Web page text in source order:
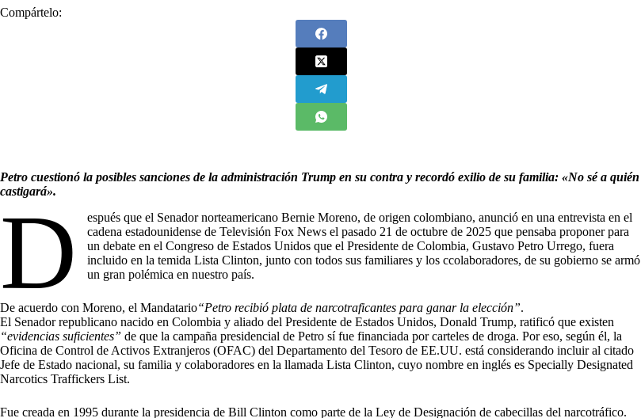
Compártelo:
Petro cuestionó la posibles sanciones de la administración Trump en su contra y recordó exilio de su familia: «No sé a quién
castigará».
D
espués que el Senador norteamericano Bernie Moreno, de origen colombiano, anunció en una entrevista en el
cadena estadounidense de Televisión Fox News el pasado 21 de octubre de 2025 que pensaba proponer para
un debate en el Congreso de Estados Unidos que el Presidente de Colombia, Gustavo Petro Urrego, fuera
incluido en la temida Lista Clinton, junto con todos sus familiares y los ccolaboradores, de su gobierno se armó
un gran polémica en nuestro país.
De acuerdo con Moreno, el Mandatario“Petro recibió plata de narcotraficantes para ganar la elección”.
El Senador republicano nacido en Colombia y aliado del Presidente de Estados Unidos, Donald Trump, ratificó que existen
“evidencias suficientes” de que la campaña presidencial de Petro sí fue financiada por carteles de droga. Por eso, según él, la
Oficina de Control de Activos Extranjeros (OFAC) del Departamento del Tesoro de EE.UU. está considerando incluir al citado
Jefe de Estado nacional, su familia y colaboradores en la llamada Lista Clinton, cuyo nombre en inglés es Specially Designated
Narcotics Traffickers List.
Fue creada en 1995 durante la presidencia de Bill Clinton como parte de la Ley de Designación de cabecillas del narcotráfico.